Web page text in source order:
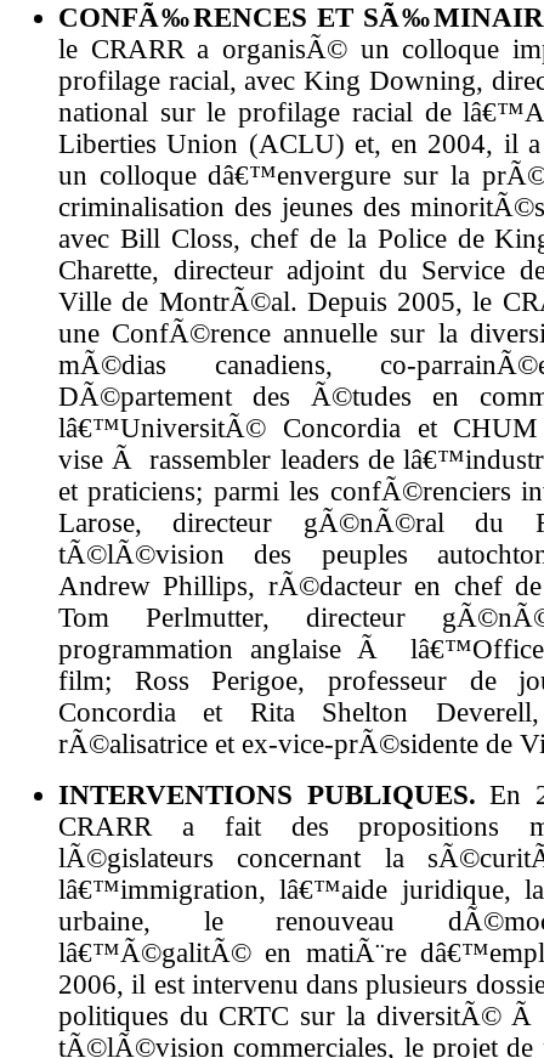
CONFÃ‰RENCES ET
le CRARR a organisÃ© un colloque
profilage racial, avec King Downing,
national sur le profilage racial de
Liberties Union (ACLU) et, en 2004, il
un colloque dâ€™envergure sur la
criminalisation des jeunes des
avec Bill Closs, chef de la Police de
Charette, directeur adjoint du Service
Ville de MontrÃ©al. Depuis 2005, le
une ConfÃ©rence annuelle sur la
mÃ©dias canadiens, co-
DÃ©partement des Ã©tudes en
lâ€™UniversitÃ© Concordia et
vise Ã rassembler leaders de
et praticiens; parmi les confÃ©renciers
Larose, directeur gÃ©nÃ©ral du
tÃ©lÃ©vision des peuples
Andrew Phillips, rÃ©dacteur en chef
Tom Perlmutter, directeur
programmation anglaise Ã
film; Ross Perigoe, professeur de
Concordia et Rita Shelton Deverell,
rÃ©alisatrice et ex-vice-prÃ©sidente de
INTERVENTIONS PUBLIQUES. En
CRARR a fait des propositions
lÃ©gislateurs concernant la
lâ€™immigration, lâ€™aide juridique,
urbaine, le renouveau
lâ€™Ã©galitÃ© en matiÃ¨re
2006, il est intervenu dans plusieurs
politiques du CRTC sur la diversitÃ©
tÃ©lÃ©vision commerciales, le projet de